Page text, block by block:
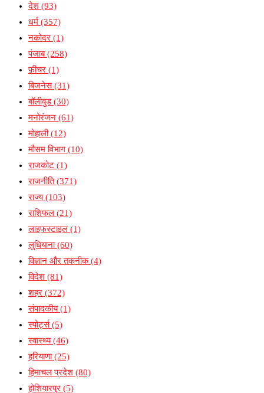
देश (93)
धर्म (357)
नकोदर (1)
पंजाब(258)
फ़ीचर (1)
बिजनेस(31)
बॉलीवुड(30)
मनोरंजन (61)
मोहाली(12)
मौसम विभाग (10)
राजकोट (1)
राजनीति(371)
राज्य(103)
राशिफल (21)
लाइफस्टाइल (1)
लुधियाना(60)
विज्ञान और तकनीक(4)
विदेश (81)
शहर (372)
संपादकीय(1)
स्पोर्ट्स(5)
स्वास्थ्य(46)
हरियाणा(25)
हिमाचल प्रदेश (80)
होशियारपुर (5)